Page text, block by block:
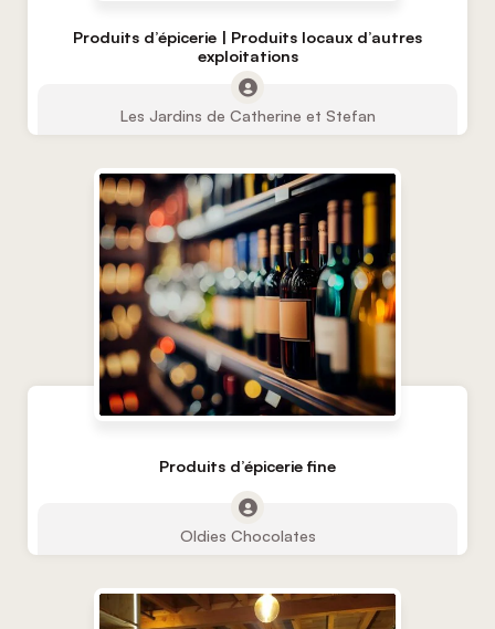
Produits d’épicerie | Produits locaux d’autres
exploitations
Les Jardins de Catherine et Stefan
Produits d’épicerie fine
Oldies Chocolates